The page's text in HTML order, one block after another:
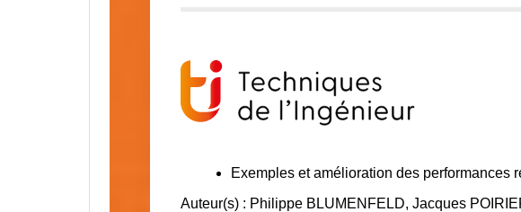
Exemples et amélioration des performances
Auteur(s) : Philippe BLUMENFELD, Jacques